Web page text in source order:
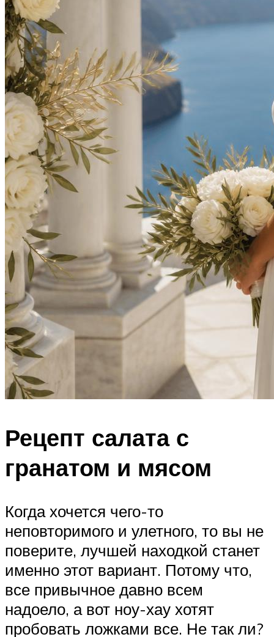
Рецепт салата с
гранатом и мясом
Когда хочется чего-то
неповторимого и улетного, то вы не
поверите, лучшей находкой станет
именно этот вариант. Потому что,
все привычное давно всем
надоело, а вот ноу-хау хотят
пробовать ложками все. Не так ли?